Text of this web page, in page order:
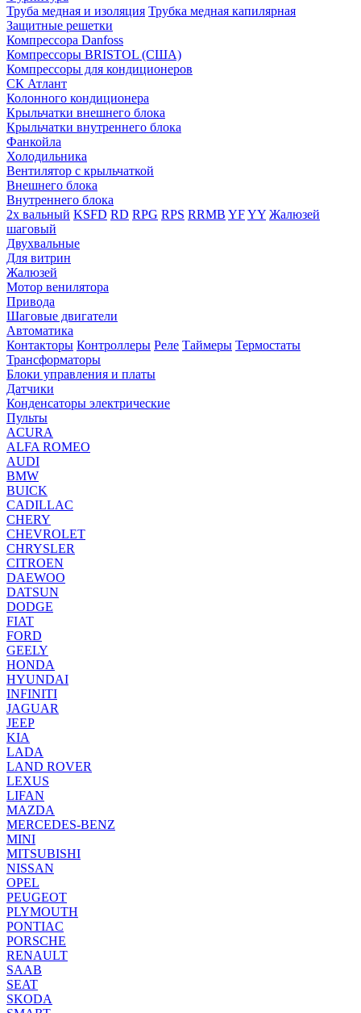
Труба медная и изоляция Трубка медная капилярная
Защитные решетки
Компрессора Danfoss
Компрессоры BRISTOL (США)
Компрессоры для кондиционеров
СК Атлант
Колонного кондиционера
Крыльчатки внешнего блока
Крыльчатки внутреннего блока
Фанкойла
Холодильника
Вентилятор с крыльчаткой
Внешнего блока
Внутреннего блока
2х вальный KSFD RD RPG RPS RRMB YFYY Жалюзей
шаговый
Двухвальные
Для витрин
Жалюзей
Мотор венилятора
Привода
Шаговые двигатели
Автоматика
Контакторы Контроллеры Реле Таймеры Термостаты
Трансформаторы
Блоки управления и платы
Датчики
Конденсаторы электрические
Пульты
ACURA
ALFA ROMEO
AUDI
BMW
BUICK
CADILLAC
CHERY
CHEVROLET
CHRYSLER
CITROEN
DAEWOO
DATSUN
DODGE
FIAT
FORD
GEELY
HONDA
HYUNDAI
INFINITI
JAGUAR
JEEP
KIA
LADA
LAND ROVER
LEXUS
LIFAN
MAZDA
MERCEDES-BENZ
MINI
MITSUBISHI
NISSAN
OPEL
PEUGEOT
PLYMOUTH
PONTIAC
PORSCHE
RENAULT
SAAB
SEAT
SKODA